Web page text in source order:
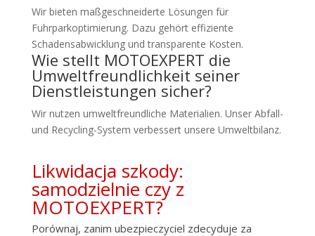
Wir bieten maßgeschneiderte Lösungen für
Fuhrparkoptimierung. Dazu gehört effiziente
Schadensabwicklung und transparente Kosten.
Wie stellt MOTOEXPERT die
Umweltfreundlichkeit seiner
Dienstleistungen sicher?
Wir nutzen umweltfreundliche Materialien. Unser Abfall-
und Recycling-System verbessert unsere Umweltbilanz.
Likwidacja szkody:
samodzielnie czy z
MOTOEXPERT?
Porównaj, zanim ubezpieczyciel zdecyduje za